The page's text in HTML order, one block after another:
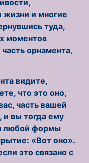
жизни и многие
туда,
моментов
орнамента,
видите,
что это оно,
часть вашей
и вы тогда ему
любой формы
«Вот оно».
это связано с